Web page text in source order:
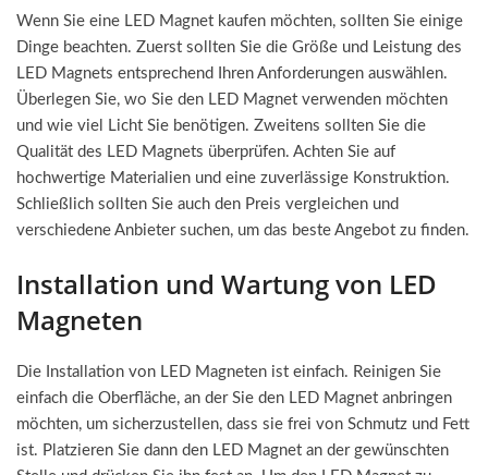
Wenn Sie eine LED Magnet kaufen möchten, sollten Sie einige
Dinge beachten. Zuerst sollten Sie die Größe und Leistung des
LED Magnets entsprechend Ihren Anforderungen auswählen.
Überlegen Sie, wo Sie den LED Magnet verwenden möchten
und wie viel Licht Sie benötigen. Zweitens sollten Sie die
Qualität des LED Magnets überprüfen. Achten Sie auf
hochwertige Materialien und eine zuverlässige Konstruktion.
Schließlich sollten Sie auch den Preis vergleichen und
verschiedene Anbieter suchen, um das beste Angebot zu finden.
Installation und Wartung von LED
Magneten
Die Installation von LED Magneten ist einfach. Reinigen Sie
einfach die Oberfläche, an der Sie den LED Magnet anbringen
möchten, um sicherzustellen, dass sie frei von Schmutz und Fett
ist. Platzieren Sie dann den LED Magnet an der gewünschten